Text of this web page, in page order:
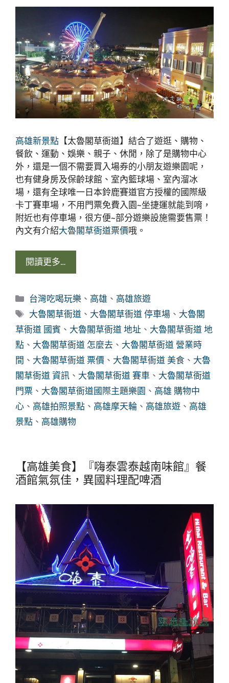
高雄新景點 【太魯閣草衙道】結合了遊逛、購物、
餐飲、運動、娛樂、親子、休閒，除了是購物中心
外，還是一個不需要買入場券的小朋友遊樂園呢，
也有健身房及保齡球館、室內籃球場、室內溜冰
場，還有全球唯一日本鈴鹿賽道官方授權的國際級
卡丁賽車場，不用門票免費入園~坐捷運就能到唷，
附近也有停車場，很方便~部分遊樂設施需要售票！
內文有介紹大魯閣草衙道票價哦。
閱讀更多…
分
類
台灣吃喝玩樂 、 高雄 、 高雄旅遊
標
籤
大魯閣草衙道 、 大魯閣草衙道 停車場 、 大魯閣
草衙道 國賓 、 大魯閣草衙道 地址 、 大魯閣草衙道 地
點 、 大魯閣草衙道 怎麼去 、 大魯閣草衙道 營業時
間 、 大魯閣草衙道 票價 、 大魯閣草衙道 美食 、 大魯
閣草衙道 資訊 、 大魯閣草衙道 賽車 、 大魯閣草衙道
門票 、 大魯閣草衙道國際主題樂園 、 高雄 購物中
心 、 高雄拍照景點 、 高雄摩天輪 、 高雄旅遊 、 高雄
景點 、 高雄購物
【高雄美食】『嗨泰雲泰越南味館』餐
酒館氣氛佳，異國料理配啤酒